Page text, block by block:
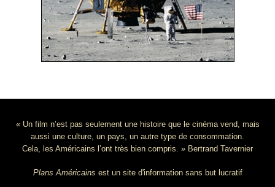
« Un film n’est pas seulement une histoire que le cinéma vend, mais
aussi une culture, un pays, un autre type de consommation.
Cela, les Américains l’ont très bien compris. » Bertrand Tavernier
Plans Américains est un site d'information sans but lucratif